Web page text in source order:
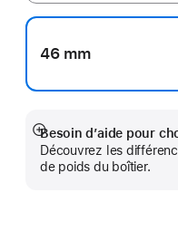
46 mm
Besoin d’aide pour
Découvrez les
de poids du boîtier.
Afficher
plus